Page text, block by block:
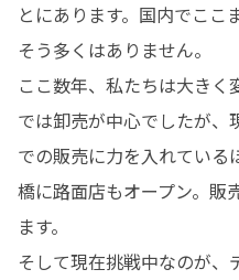
とにあります。国内でここ
そう多くはありません。
ここ数年、私たちは大きく
では卸売が中心でしたが、
での販売に力を入れている
橋に路面店もオープン。販
ます。
そして現在挑戦中なのが、